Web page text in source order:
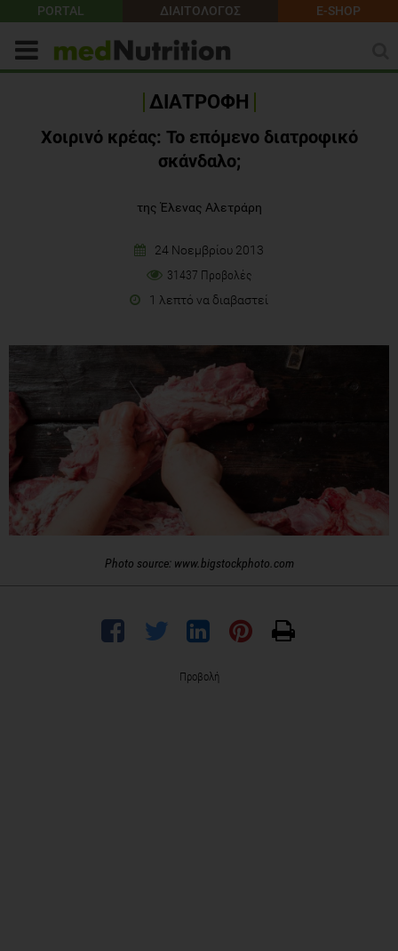
PORTAL ΔΙΑΙΤΟΛΟΓΟΣ E-SHOP
ΔΙΑΤΡΟΦΗ
Χοιρινό κρέας: Το επόμενο διατροφικό
σκάνδαλο;
της Έλενας Αλετράρη
24 Νοεμβρίου 2013
31437 Προβολές
1 λεπτό να διαβαστεί
Photo source: www.bigstockphoto.com
Προβολή